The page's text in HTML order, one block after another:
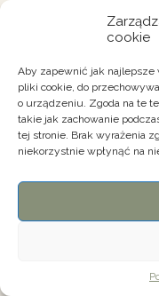
cookie
Aby zapewnić jak najlepsze
pliki cookie, do
o urządzeniu. Zgoda na te
takie jak zachowanie
tej stronie. Brak wyrażenia
niekorzystnie wpłynąć na